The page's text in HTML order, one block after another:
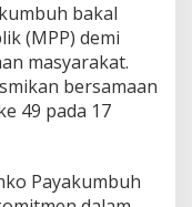
bakal
(MPP) demi
masyarakat.
bersamaan
49 pada 17
Payakumbuh